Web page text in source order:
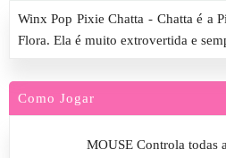
Winx Pop Pixie Chatta - Chatta é a
Flora. Ela é muito extrovertida e
Como Jogar
MOUSE Controla todas